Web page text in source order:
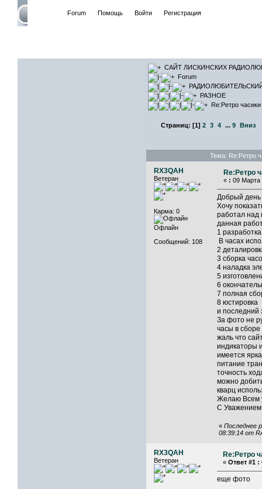
Forum Помощь Войти Регистрация
САЙТ ЛИСКИНСКИХ
Forum
РАЗНОЕ
Re:Ретро
Страниц: [1] 2 3 4 ... 9 Вниз
Тема: Re:Ретро
RX3QAH
Ветеран
Карма: 0
Офлайн
Сообщений: 108
Re:Ретро
« : 09 Марта
Добрый день
Хочу
работал над
данная
1
В часах
2
3 сборка
4 наладка
5
6
7 полная
8 юстировка
и последний
За фото не
часы в
жаль что
индикаторы
имеется
питание
точность
можно
кварц
Желаю Всем
С
« Последнее
08:39:14 от
RX3QAH
Ветеран
Re:Ретро
« Ответ #1 :
еще фото